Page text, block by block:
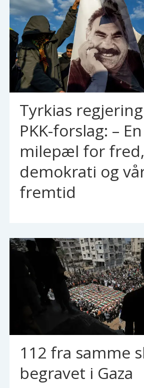
Tyrkias
PKK-forslag: – En
milepæl for fred,
demokrati og
fremtid
112 fra samme
begravet i Gaza